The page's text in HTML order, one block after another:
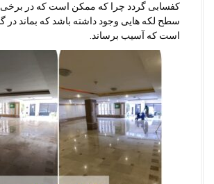
کفسابی گردد چرا که ممکن است که در برخی
سطح لکه هایی وجود داشته باشد که بماند در
است که آسیب برساند.